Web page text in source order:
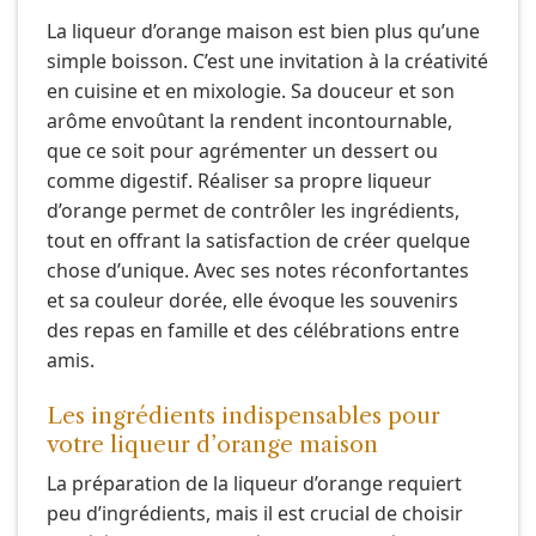
La liqueur d’orange maison est bien plus qu’une
simple boisson. C’est une invitation à la créativité
en cuisine et en mixologie. Sa douceur et son
arôme envoûtant la rendent incontournable,
que ce soit pour agrémenter un dessert ou
comme digestif. Réaliser sa propre liqueur
d’orange permet de contrôler les ingrédients,
tout en offrant la satisfaction de créer quelque
chose d’unique. Avec ses notes réconfortantes
et sa couleur dorée, elle évoque les souvenirs
des repas en famille et des célébrations entre
amis.
Les ingrédients indispensables pour
votre liqueur d’orange maison
La préparation de la liqueur d’orange requiert
peu d’ingrédients, mais il est crucial de choisir